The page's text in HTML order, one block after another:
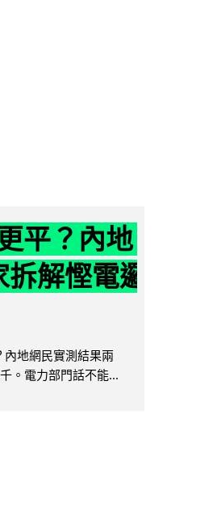
平？內地
解慳電邏
地網民實測結果兩
。電力部門話不能...